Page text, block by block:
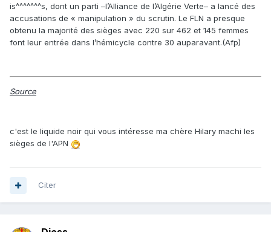
is^^^^^^^s, dont un parti –l’Alliance de l’Algérie Verte– a lancé des
accusations de « manipulation » du scrutin. Le FLN a presque
obtenu la majorité des sièges avec 220 sur 462 et 145 femmes
font leur entrée dans l’hémicycle contre 30 auparavant.(Afp)
Source
c'est le liquide noir qui vous intéresse ma chère Hilary machi les
sièges de l'APN
Citer